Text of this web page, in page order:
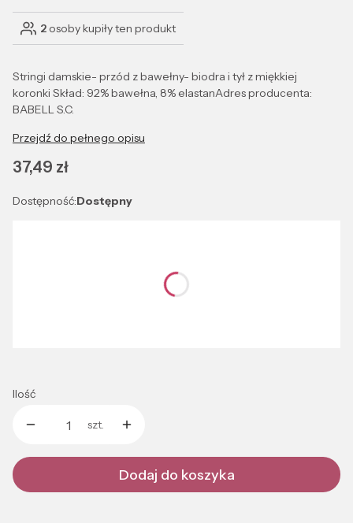
2 osoby kupiły ten produkt
Stringi damskie- przód z bawełny- biodra i tył z miękkiej
koronki Skład: 92% bawełna, 8% elastanAdres producenta:
BABELL S.C.
Przejdź do pełnego opisu
Cena
37,49 zł
Dostępność:Dostępny
Ilość
szt.
Dodaj do koszyka